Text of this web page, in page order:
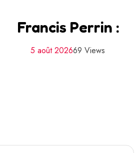
Francis Perrin :
5 août 202669 Views